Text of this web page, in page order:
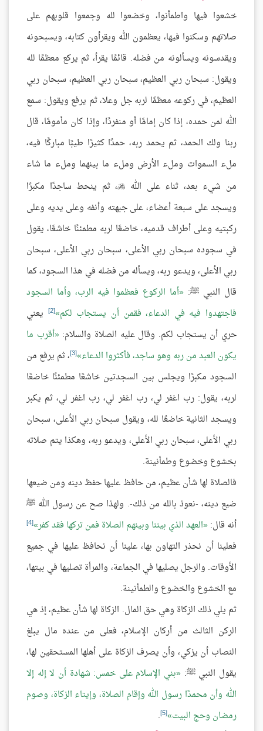
خشعوا فيها واطمأنوا، وخضعوا لله وجمعوا قلوبهم على
صلاتهم وسكنوا فيها، يعظمون الله ويقرأون كتابه، ويسبحونه
ويقدسونه ويسألونه من فضله. قائمًا يقرأ، ثم يركع معظمًا لله
ويقول: سبحان ربي العظيم، سبحان ربي العظيم، سبحان ربي
العظيم، في ركوعه معظمًا لربه جل وعلا، ثم يرفع ويقول: سمع
الله لمن حمده، إذا كان إمامًا أو منفردًا، وإذا كان مأمومًا، قال
ربنا ولك الحمد، ثم يحمد ربه، حمدًا كثيرًا طيبًا مباركًا فيه،
ملء السموات وملء الأرض وملء ما بينهما وملء ما شاء
من شيء بعد، ثناء على الله
، ثم ينحط ساجدًا مكبرًا
ويسجد على سبعة أعضاء، على جبهته وأنفه وعلى يديه وعلى
ركبتيه وعلى أطراف قدميه، خاضعًا لربه مطمئنًا خاشعًا، يقول
في سجوده سبحان ربي الأعلى، سبحان ربي الأعلى، سبحان
ربي الأعلى، ويدعو ربه، ويسأله من فضله في هذا السجود، كما
قال النبي ﷺ: أما الركوع فعظموا فيه الرب، وأما السجود
فاجتهدوا فيه في الدعاء، فقمن أن يستجاب لكم [2]
يعني
حري أن يستجاب لكم. وقال عليه الصلاة والسلام: أقرب ما
يكون العبد من ربه وهو ساجد، فأكثروا الدعاء [3] ، ثم يرفع من
السجود مكبرًا ويجلس بين السجدتين خاشعًا مطمئنًا خاضعًا
لربه، يقول: رب اغفر لي، رب اغفر لي، رب اغفر لي، ثم يكبر
ويسجد الثانية خاضعًا لله، ويقول سبحان ربي الأعلى، سبحان
ربي الأعلى، سبحان ربي الأعلى، ويدعو ربه، وهكذا يتم صلاته
بخشوع وخضوع وطمأنينة.
فالصلاة لها شأن عظيم، من حافظ عليها حفظ دينه ومن ضيعها
ضيع دينه، -نعوذ بالله من ذلك-. ولهذا صح عن رسول الله ﷺ
أنه قال: العهد الذي بيننا وبينهم الصلاة فمن تركها فقد كفر [4]
فعلينا أن نحذر التهاون بها، علينا أن نحافظ عليها في جميع
الأوقات. والرجل يصليها في الجماعة، والمرأة تصليها في بيتها،
مع الخشوع والخضوع والطمأنينة.
ثم يلي ذلك الزكاة وهي حق المال. الزكاة لها شأن عظيم، إذ هي
الركن الثالث من أركان الإسلام، فعلى من عنده مال يبلغ
النصاب أن يزكي، وأن يصرف الزكاة على أهلها المستحقين لها،
يقول النبي ﷺ: بني الإسلام على خمس: شهادة أن لا إله إلا
الله وأن محمدًا رسول الله وإقام الصلاة، وإيتاء الزكاة، وصوم
رمضان وحج البيت [5]
.